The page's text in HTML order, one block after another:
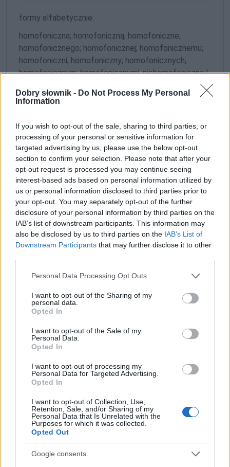
Dobry słownik - Do Not Process My Personal
Information
If you wish to opt-out of the sale, sharing to third parties, or
processing of your personal or sensitive information for
targeted advertising by us, please use the below opt-out
section to confirm your selection. Please note that after your
opt-out request is processed you may continue seeing
interest-based ads based on personal information utilized by
us or personal information disclosed to third parties prior to
your opt-out. You may separately opt-out of the further
disclosure of your personal information by third parties on the
IAB’s list of downstream participants. This information may
also be disclosed by us to third parties on the IAB’s List of
Downstream Participants that may further disclose it to other
Please note that this website/app uses one or more Google
not limited to your visit or usage behaviour. You may click to
grant or deny consent to Google and its third-party tags to
use your data for below specified purposes in below Google
consent section.
Personal Data Processing Opt Outs
I want to opt-out of the Sharing of my
personal data.
Opted In
I want to opt-out of the Sale of my
Personal Data.
Opted In
I want to opt-out of processing my
Personal Data for Targeted Advertising.
Opted In
I want to opt-out of Collection, Use,
Retention, Sale, and/or Sharing of my
Personal Data that Is Unrelated with the
Purposes for which it was collected.
Opted Out
Google consents
formy alfabetycznie:
homofoniczna; homofoniczną; homofoniczne;
homofonicznego; homofonicznej; homofonicznemu;
homofoniczni; homofoniczny; homofonicznych;
homofonicznym; homofonicznymi; niehomofoniczna |
Pozostały wątpliwości? Brakuje czegoś w haśle?
Zobacz, co zyskują abonenci Dobrego słownika.
SPRAWDŹ
Często sprawdzane
Dobrze się uspokoić
tego Apolla, kiedytego Apollona, kiedy tego Apollo
udo widelca?
Ciekawostki
— Można się dogadać
słownik — A na blogu
książka— Czytać czy nie czytać?
Mogą Cię zainteresować również hasła
środkowojęzykowy